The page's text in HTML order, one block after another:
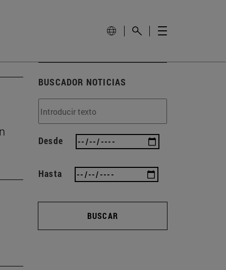
BUSCADOR NOTICIAS
Desde
Hasta
BUSCAR